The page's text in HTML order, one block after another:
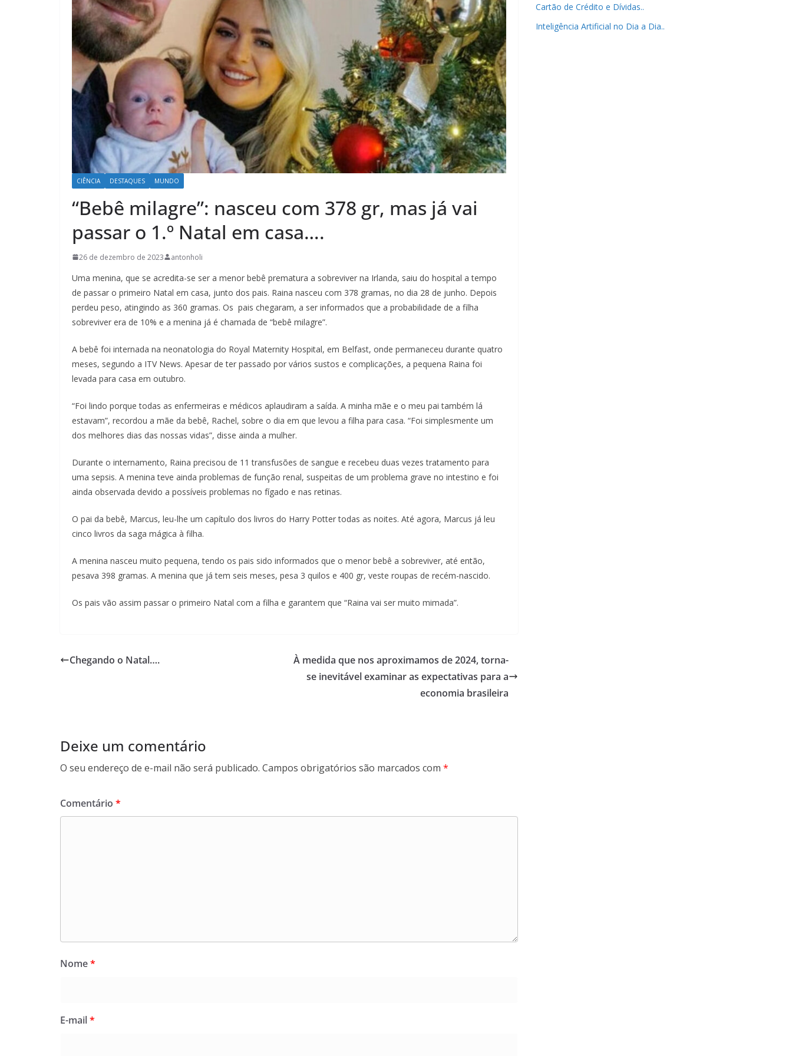
CIÊNCIA DESTAQUES MUNDO
“Bebê milagre”: nasceu com 378 gr, mas já vai
passar o 1.º Natal em casa….
26 de dezembro de 2023 antonholi
Uma menina, que se acredita-se ser a menor bebê prematura a sobreviver na Irlanda, saiu do hospital a tempo
de passar o primeiro Natal em casa, junto dos pais. Raina nasceu com 378 gramas, no dia 28 de junho. Depois
perdeu peso, atingindo as 360 gramas. Os pais chegaram, a ser informados que a probabilidade de a filha
sobreviver era de 10% e a menina já é chamada de “bebê milagre”.
A bebê foi internada na neonatologia do Royal Maternity Hospital, em Belfast, onde permaneceu durante quatro
meses, segundo a ITV News. Apesar de ter passado por vários sustos e complicações, a pequena Raina foi
levada para casa em outubro.
“Foi lindo porque todas as enfermeiras e médicos aplaudiram a saída. A minha mãe e o meu pai também lá
estavam”, recordou a mãe da bebê, Rachel, sobre o dia em que levou a filha para casa. “Foi simplesmente um
dos melhores dias das nossas vidas”, disse ainda a mulher.
Durante o internamento, Raina precisou de 11 transfusões de sangue e recebeu duas vezes tratamento para
uma sepsis. A menina teve ainda problemas de função renal, suspeitas de um problema grave no intestino e foi
ainda observada devido a possíveis problemas no fígado e nas retinas.
O pai da bebê, Marcus, leu-lhe um capítulo dos livros do Harry Potter todas as noites. Até agora, Marcus já leu
cinco livros da saga mágica à filha.
A menina nasceu muito pequena, tendo os pais sido informados que o menor bebê a sobreviver, até então,
pesava 398 gramas. A menina que já tem seis meses, pesa 3 quilos e 400 gr, veste roupas de recém-nascido.
Os pais vão assim passar o primeiro Natal com a filha e garantem que “Raina vai ser muito mimada”.
Chegando o Natal….
À medida que nos aproximamos de 2024, torna-
se inevitável examinar as expectativas para a
economia brasileira
Deixe um comentário
O seu endereço de e-mail não será publicado. Campos obrigatórios são marcados com *
Comentário *
Nome*
E-mail*
Cartão de Crédito e Dívidas..
Inteligência Artificial no Dia a Dia..